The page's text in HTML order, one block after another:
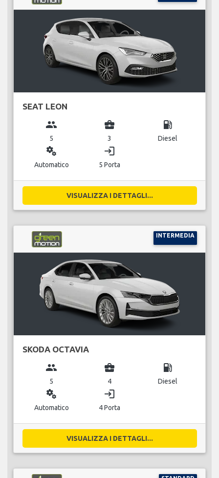
SEAT LEON
group
5
business_center
3
local_gas_station
Diesel
miscellaneous_services
Automatico
login
5 Porta
VISUALIZZA I DETTAGLI...
INTERMEDIA
SKODA OCTAVIA
group
5
business_center
4
local_gas_station
Diesel
miscellaneous_services
Automatico
login
4 Porta
VISUALIZZA I DETTAGLI...